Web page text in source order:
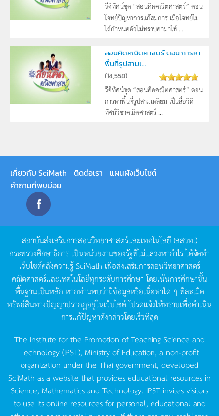
วีดิทัศน์ชุด “สอนคิดคณิตศาสตร์” ตอน
โจทย์ปัญหาการแก้สมการ เมื่อโจทย์ไม่
ได้กำหนดตัวไม่ทราบค่ามาให้ ...
สอนคิดคณิตศาสตร์ ตอน การหา
พื้นที่รูปสามเ...
(14,558)
วีดิทัศน์ชุด “สอนคิดคณิตศาสตร์” ตอน
การหาพื้นที่รูปสามเหลี่ยม เป็นสื่อวีดิ
ทัศน์วิชาคณิตศาสตร์ ...
เกี่ยวกับ SciMath ติดต่อเรา
แผนผังเว็บไซต์
คำถามที่พบบ่อย
สถาบันส่งเสริมการสอนวิทยาศาสตร์และเทคโนโลยี (สสวท.)
กระทรวงศึกษาธิการ เป็นหน่วยงานของรัฐที่ไม่แสวงหากำไรได้จัดทำ
เว็บไซต์คลังความรู้SciMath เพื่อส่งเสริมการสอนวิทยาศาสตร์
คณิตศาสตร์และเทคโนโลยีทุกระดับการศึกษา โดยเน้นการศึกษาขั้น
พื้นฐานเป็นหลัก หากท่านพบว่ามีข้อมูลหรือเนื้อหาใด ๆ ที่ละเมิด
ทรัพย์สินทางปัญญาปรากฏอยู่ในเว็บไซต์โปรดแจ้งให้ทราบเพื่อดำเนิน
การแก้ปัญหาดังกล่าวโดยเร็วที่สุด
The Institute for the Promotion of Teaching Science and
Technology (IPST), Ministry of Education, a non-profit
organization under the Thai government, developed
SciMath as a website that provides educational resources in
Science, Mathematics and Technology. IPST invites visitors
to use its online resources for personal, educational and